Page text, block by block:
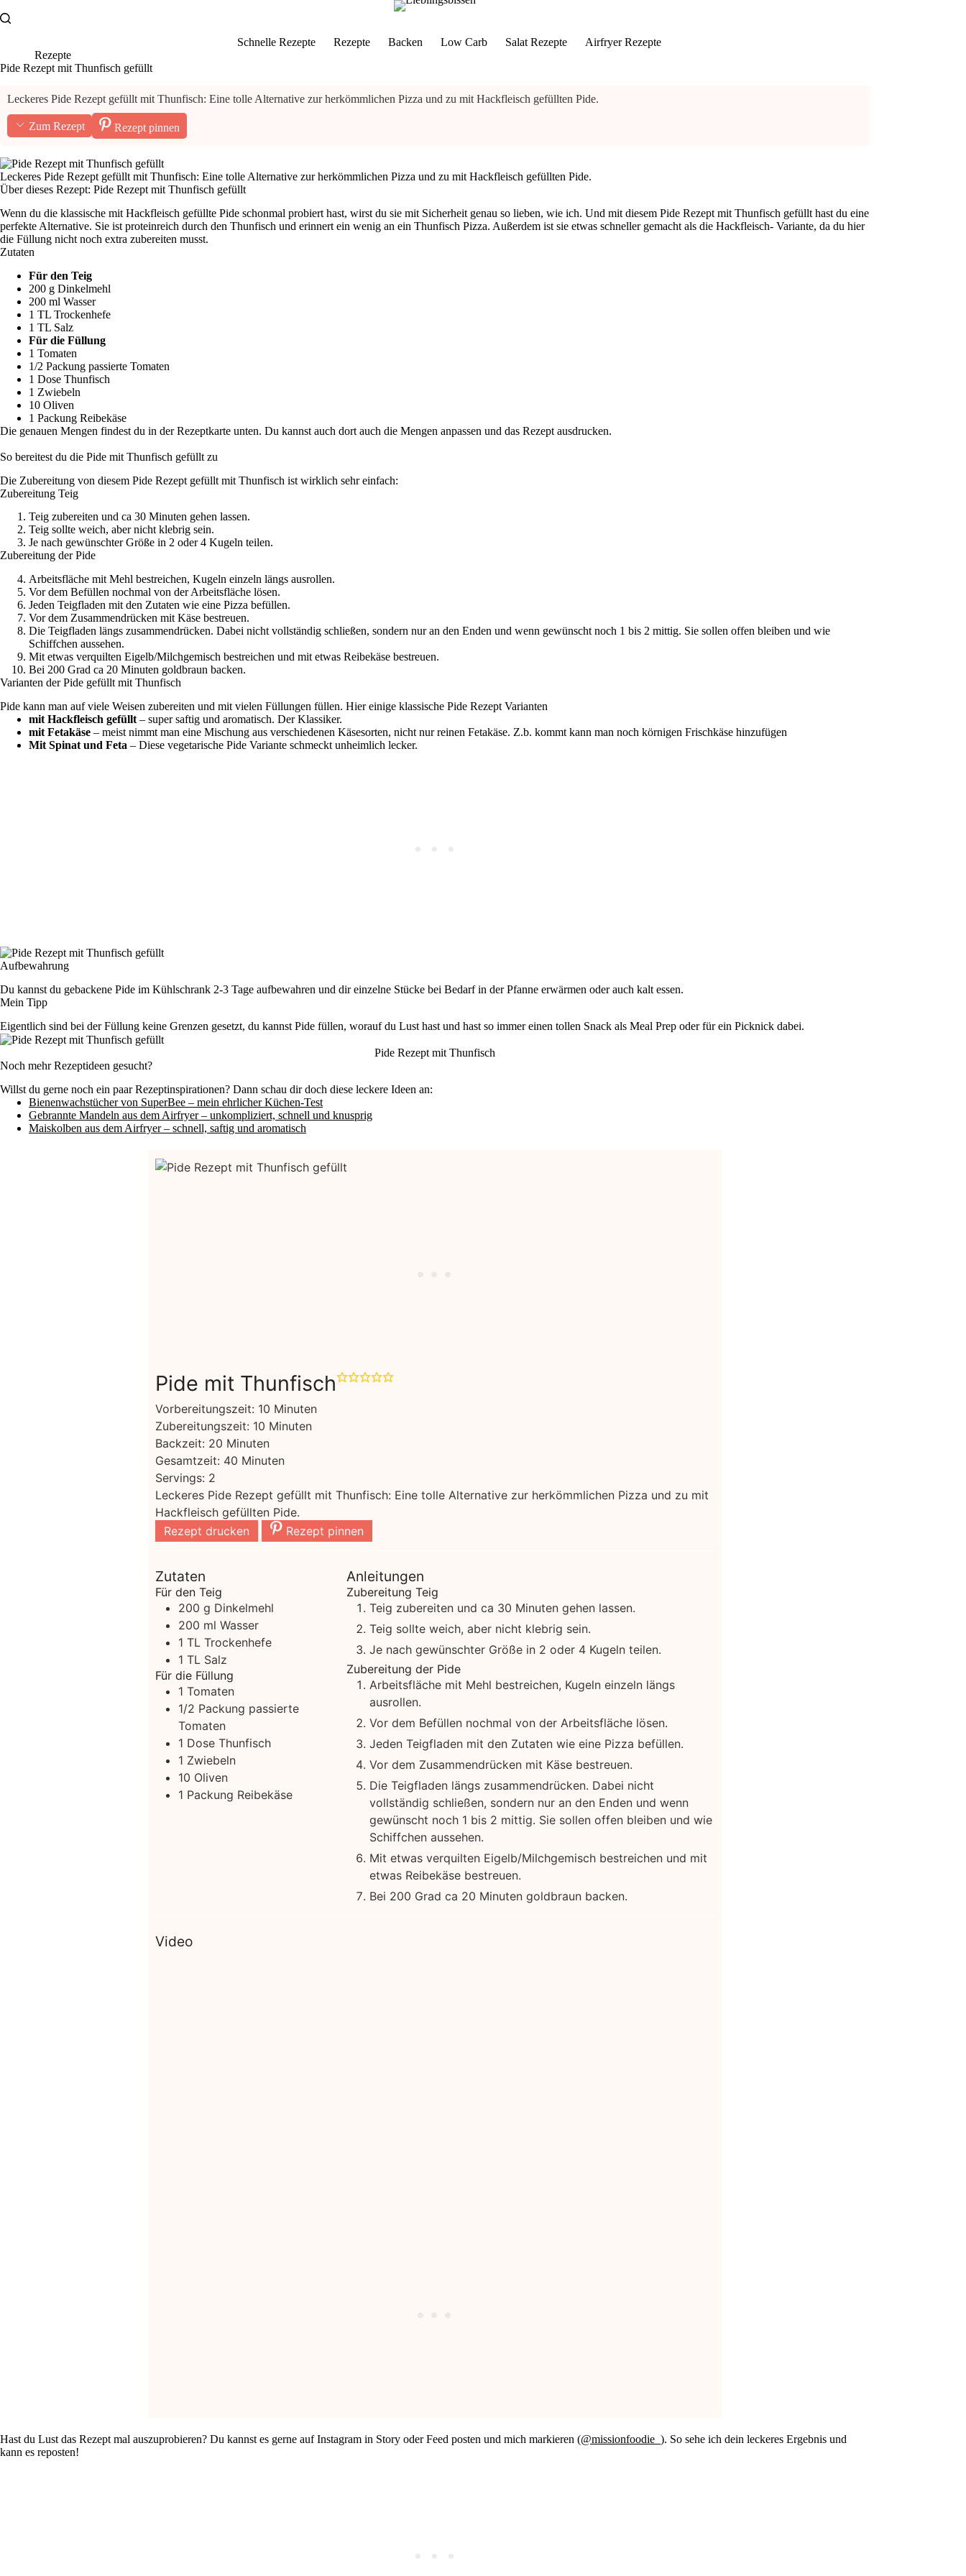
Inhalt
Schnelle Rezepte
Rezepte Backen Low Carb Salat Rezepte
Airfryer Rezepte
Rezepte
Pide Rezept mit Thunfisch gefüllt
Leckeres Pide Rezept gefüllt mit Thunfisch: Eine tolle Alternative zur herkömmlichen Pizza und zu mit Hackfleisch gefüllten Pide.
Zum Rezept Rezept pinnen
Leckeres Pide Rezept gefüllt mit Thunfisch: Eine tolle Alternative zur herkömmlichen Pizza und zu mit Hackfleisch gefüllten Pide.
Über dieses Rezept: Pide Rezept mit Thunfisch gefüllt
Wenn du die klassische mit Hackfleisch gefüllte Pide schonmal probiert hast, wirst du sie mit Sicherheit genau so lieben, wie ich. Und mit diesem Pide Rezept mit Thunfisch gefüllt hast du eine
perfekte Alternative. Sie ist proteinreich durch den Thunfisch und erinnert ein wenig an ein Thunfisch Pizza. Außerdem ist sie etwas schneller gemacht als die Hackfleisch- Variante, da du hier
die Füllung nicht noch extra zubereiten musst.
Zutaten
Für den Teig
200 g Dinkelmehl
200 ml Wasser
1 TL Trockenhefe
1 TL Salz
Für die Füllung
1 Tomaten
1/2 Packung passierte Tomaten
1 Dose Thunfisch
1 Zwiebeln
10 Oliven
1 Packung Reibekäse
Die genauen Mengen findest du in der Rezeptkarte unten. Du kannst auch dort auch die Mengen anpassen und das Rezept ausdrucken.
So bereitest du die Pide mit Thunfisch gefüllt zu
Die Zubereitung von diesem Pide Rezept gefüllt mit Thunfisch ist wirklich sehr einfach:
Zubereitung Teig
Teig zubereiten und ca 30 Minuten gehen lassen.
Teig sollte weich, aber nicht klebrig sein.
Je nach gewünschter Größe in 2 oder 4 Kugeln teilen.
Zubereitung der Pide
Arbeitsfläche mit Mehl bestreichen, Kugeln einzeln längs ausrollen.
Vor dem Befüllen nochmal von der Arbeitsfläche lösen.
Jeden Teigfladen mit den Zutaten wie eine Pizza befüllen.
Vor dem Zusammendrücken mit Käse bestreuen.
Die Teigfladen längs zusammendrücken. Dabei nicht vollständig schließen, sondern nur an den Enden und wenn gewünscht noch 1 bis 2 mittig. Sie sollen offen bleiben und wie
Schiffchen aussehen.
Mit etwas verquilten Eigelb/Milchgemisch bestreichen und mit etwas Reibekäse bestreuen.
Bei 200 Grad ca 20 Minuten goldbraun backen.
Varianten der Pide gefüllt mit Thunfisch
Pide kann man auf viele Weisen zubereiten und mit vielen Füllungen füllen. Hier einige klassische Pide Rezept Varianten
mit Hackfleisch gefüllt – super saftig und aromatisch. Der Klassiker.
mit Fetakäse – meist nimmt man eine Mischung aus verschiedenen Käsesorten, nicht nur reinen Fetakäse. Z.b. kommt kann man noch körnigen Frischkäse hinzufügen
Mit Spinat und Feta – Diese vegetarische Pide Variante schmeckt unheimlich lecker.
Aufbewahrung
Du kannst du gebackene Pide im Kühlschrank 2-3 Tage aufbewahren und dir einzelne Stücke bei Bedarf in der Pfanne erwärmen oder auch kalt essen.
Mein Tipp
Eigentlich sind bei der Füllung keine Grenzen gesetzt, du kannst Pide füllen, worauf du Lust hast und hast so immer einen tollen Snack als Meal Prep oder für ein Picknick dabei.
Pide Rezept mit Thunfisch
Noch mehr Rezeptideen gesucht?
Willst du gerne noch ein paar Rezeptinspirationen? Dann schau dir doch diese leckere Ideen an:
Bienenwachstücher von SuperBee – mein ehrlicher Küchen-Test
Gebrannte Mandeln aus dem Airfryer – unkompliziert, schnell und knusprig
Maiskolben aus dem Airfryer – schnell, saftig und aromatisch
Pide mit Thunfisch
Vorbereitungszeit: 10Minuten
Minuten
Zubereitungszeit: 10Minuten
Minuten
Backzeit: 20Minuten
Minuten
Gesamtzeit: 40Minuten
Minuten
Servings: 2
Leckeres Pide Rezept gefüllt mit Thunfisch: Eine tolle Alternative zur herkömmlichen Pizza und zu mit
Hackfleisch gefüllten Pide.
Rezept drucken
Rezept pinnen
Zutaten
Für den Teig
200 g Dinkelmehl
200 ml Wasser
1 TL Trockenhefe
1 TL Salz
Für die Füllung
1 Tomaten
1/2 Packung passierte
Tomaten
1 Dose Thunfisch
1 Zwiebeln
10 Oliven
1 Packung Reibekäse
Anleitungen
Zubereitung Teig
Teig zubereiten und ca 30 Minuten gehen lassen.
Teig sollte weich, aber nicht klebrig sein.
Je nach gewünschter Größe in 2 oder 4 Kugeln teilen.
Zubereitung der Pide
Arbeitsfläche mit Mehl bestreichen, Kugeln einzeln längs
ausrollen.
Vor dem Befüllen nochmal von der Arbeitsfläche lösen.
Jeden Teigfladen mit den Zutaten wie eine Pizza befüllen.
Vor dem Zusammendrücken mit Käse bestreuen.
Die Teigfladen längs zusammendrücken. Dabei nicht
vollständig schließen, sondern nur an den Enden und wenn
gewünscht noch 1 bis 2 mittig. Sie sollen offen bleiben und wie
Schiffchen aussehen.
Mit etwas verquilten Eigelb/Milchgemisch bestreichen und mit
etwas Reibekäse bestreuen.
Bei 200 Grad ca 20 Minuten goldbraun backen.
Video
Hast du Lust das Rezept mal auszuprobieren? Du kannst es gerne auf Instagram in Story oder Feed posten und mich markieren (@missionfoodie_ ). So sehe ich dein leckeres Ergebnis und
kann es reposten!